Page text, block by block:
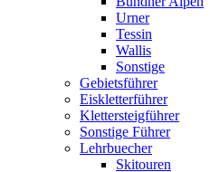
Urner
Tessin
Wallis
Sonstige
Gebietsführer
Eiskletterführer
Klettersteigführer
Sonstige Führer
Lehrbuecher
Skitouren